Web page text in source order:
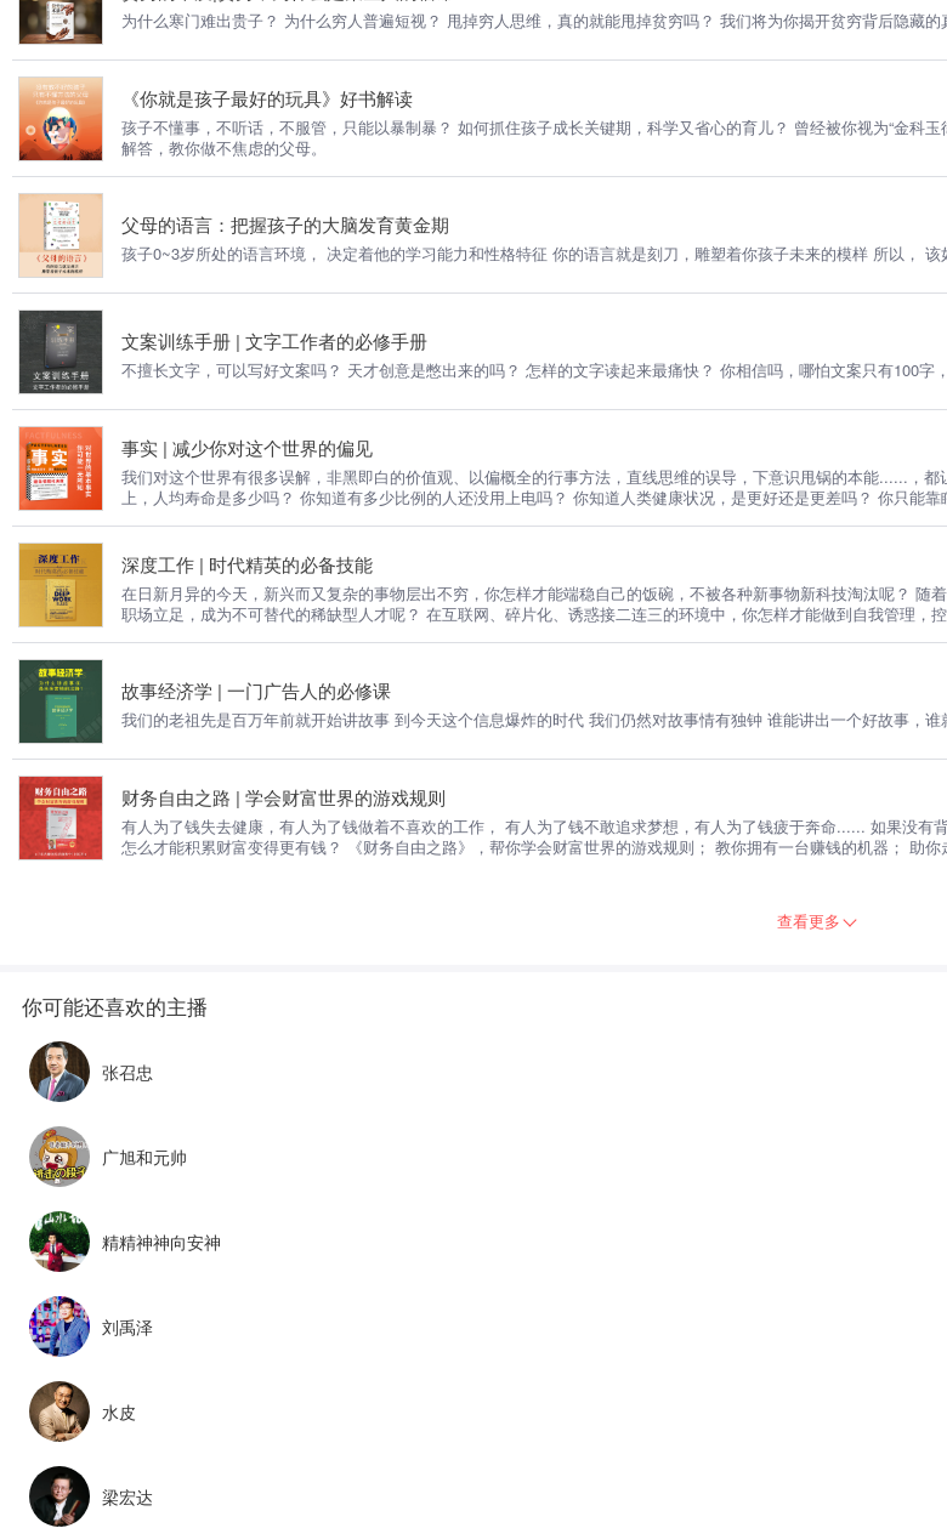
为什么寒门难出贵子？ 为什么穷人普遍短视？ 甩掉穷人思维，真的就能甩掉贫穷吗？ 我们将为你揭开贫穷背后隐藏
《你就是孩子最好的玩具》好书解读
孩子不懂事，不听话，不服管，只能以暴制暴？ 如何抓住孩子成长关键期，科学又省心的育儿？ 曾经被你视为“金科玉律“的教
解答，教你做不焦虑的父母。
父母的语言：把握孩子的大脑发育黄金期
孩子0~3岁所处的语言环境， 决定着他的学习能力和性格特征 你的语言就是刻刀，雕塑着你孩子未来的模样 所以，
文案训练手册 | 文字工作者的必修手册
不擅长文字，可以写好文案吗？ 天才创意是憋出来的吗？ 怎样的文字读起来最痛快？ 你相信吗，哪怕文案只有100字
事实 | 减少你对这个世界的偏见
我们对这个世界有很多误解，非黑即白的价值观、以偏概全的行事方法，直线思维的误导，下意识甩锅的本能......，都让你离客观事实越来越远 受过高等教育的你，可能对这
上，人均寿命是多少吗？ 你知道有多少比例的人还没用上电吗？ 你知道人类健康状况，是更好还是更差吗？ 你只能靠瞎猜 更扎心的是 你的正确率还
深度工作 | 时代精英的必备技能
在日新月异的今天，新兴而又复杂的事物层出不穷，你怎样才能端稳自己的饭碗，不被各种新事物新科技淘汰呢？
职场立足，成为不可替代的稀缺型人才呢？ 在互联网、碎片化、诱惑接二连三的环境中，你怎样才能做到自我管理
故事经济学 | 一门广告人的必修课
我们的老祖先是百万年前就开始讲故事 到今天这个信息爆炸的时代 我们仍然对故事情有独钟 谁能讲出一个好故事，
财务自由之路 | 学会财富世界的游戏规则
有人为了钱失去健康，有人为了钱做着不喜欢的工作， 有人为了钱不敢追求梦想，有人为了钱疲于奔命...... 如果没
怎么才能积累财富变得更有钱？ 《财务自由之路》，帮你学会财富世界的游戏规则； 教你拥有一台赚钱的机器； 助
张召忠
广旭和元帅
精精神神向安神
刘禹泽
水皮
梁宏达